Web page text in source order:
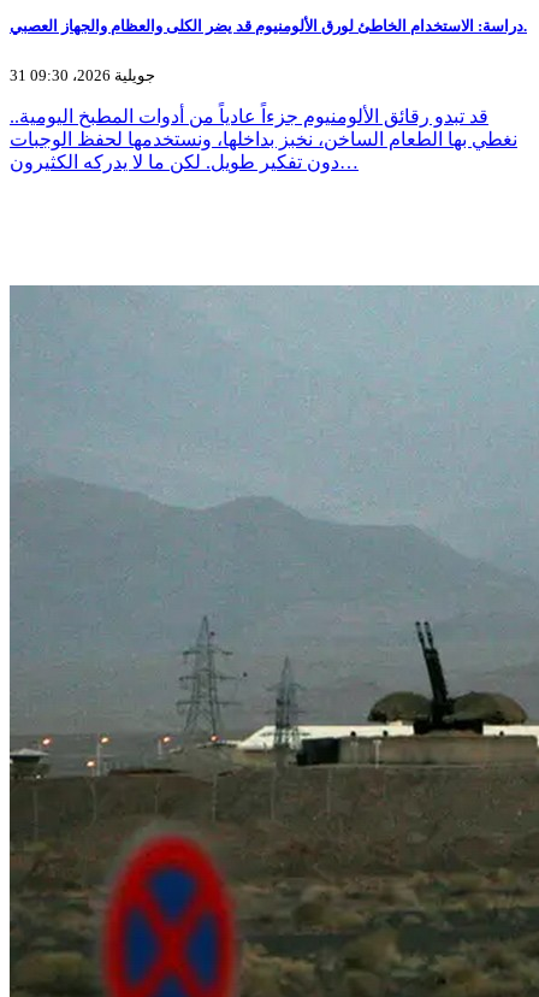
دراسة: الاستخدام الخاطئ لورق الألومنيوم قد يضر الكلى والعظام والجهاز العصبي.
31 جويلية 2026، 09:30
قد تبدو رقائق الألومنيوم جزءاً عادياً من أدوات المطبخ اليومية..
نغطي بها الطعام الساخن، نخبز بداخلها، ونستخدمها لحفظ الوجبات
دون تفكير طويل. لكن ما لا يدركه الكثيرون…